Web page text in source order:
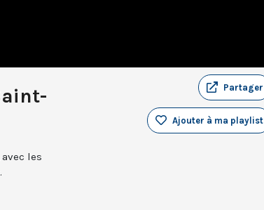
Partager
Ajouter à ma playlist
les